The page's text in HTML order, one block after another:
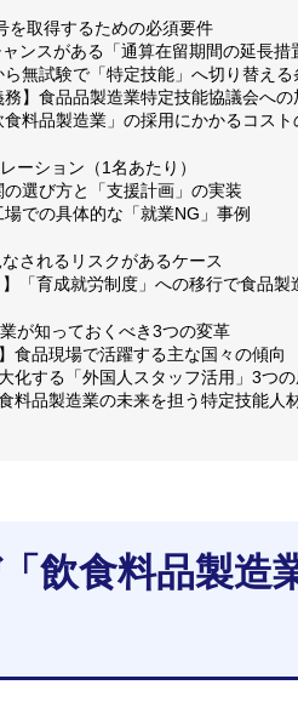
を取得するための必須要件
ンスがある「通算在留期間の延長措
無試験で「特定技能」へ切り替える
】食品品製造業特定技能協議会への
料品製造業」の採用にかかるコスト
ーション（1名あたり）
選び方と「支援計画」の実装
での具体的な「就業NG」事例
されるリスクがあるケース
「育成就労制度」への移行で食品製
が知っておくべき3つの変革
食品現場で活躍する主な国々の傾向
化する「外国人スタッフ活用」3つの
料品製造業の未来を担う特定技能人
飲食料品製造